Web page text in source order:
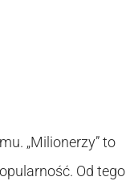
„Milionerzy” to
Od tego